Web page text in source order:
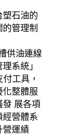
塑石油的
管理制
供油連線
系統」
工具，
化整體服
發 展各項
經營體系
營運績